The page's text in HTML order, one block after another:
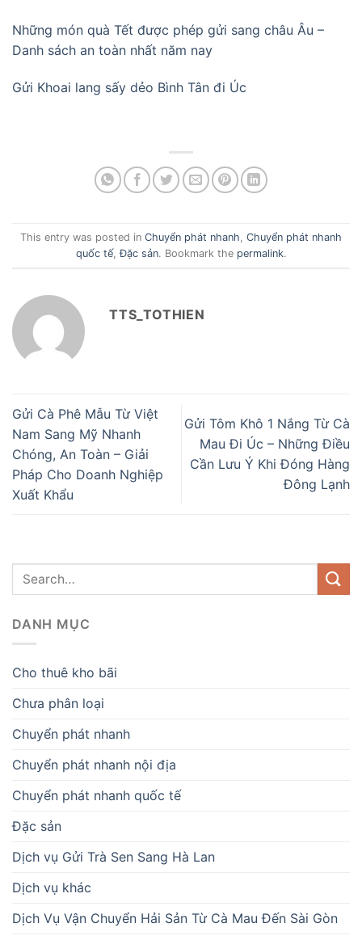
Những món quà Tết được phép gửi sang châu Âu –
Danh sách an toàn nhất năm nay
Gửi Khoai lang sấy dẻo Bình Tân đi Úc
This entry was posted in Chuyển phát nhanh Chuyển phát nhanh
quốc tế,Đặc sản. Bookmark the permalink.
TTS_TOTHIEN
Gửi Cà Phê Mẫu Từ Việt
Nam Sang Mỹ Nhanh
Chóng, An Toàn – Giải
Pháp Cho Doanh Nghiệp
Xuất Khẩu
Gửi Tôm Khô 1 Nắng Từ Cà
Mau Đi Úc – Những Điều
Cần Lưu Ý Khi Đóng Hàng
Đông Lạnh
DANH MỤC
Cho thuê kho bãi
Chưa phân loại
Chuyển phát nhanh
Chuyển phát nhanh nội địa
Chuyển phát nhanh quốc tế
Đặc sản
Dịch vụ Gửi Trà Sen Sang Hà Lan
Dịch vụ khác
Dịch Vụ Vận Chuyển Hải Sản Từ Cà Mau Đến Sài Gòn